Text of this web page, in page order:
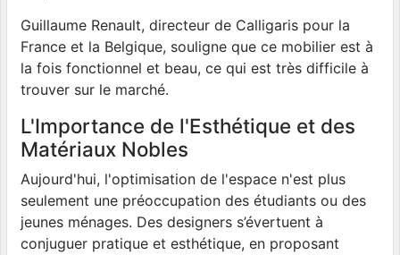
Guillaume Renault, directeur de Calligaris pour la
France et la Belgique, souligne que ce mobilier est à
la fois fonctionnel et beau, ce qui est très difficile à
trouver sur le marché.
L'Importance de l'Esthétique et des
Matériaux Nobles
Aujourd'hui, l'optimisation de l'espace n'est plus
seulement une préoccupation des étudiants ou des
jeunes ménages. Des designers s’évertuent à
conjuguer pratique et esthétique, en proposant